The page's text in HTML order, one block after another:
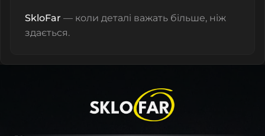
SkloFar — коли деталі важать більше, ніж
здається.